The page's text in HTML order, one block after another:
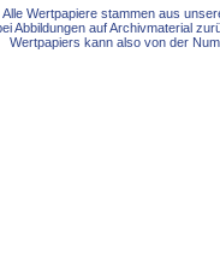
Alle Wertpapiere stammen aus
Abbildungen auf Archivmaterial
Wertpapiers kann also von der